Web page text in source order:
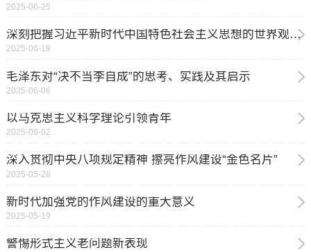
2025-06-25
深刻把握习近平新时代中国特色社会主义思想的世界观和方法论
2025-06-19
毛泽东对“决不当李自成”的思考、实践及其启示
2025-06-06
以马克思主义科学理论引领青年
2025-06-02
深入贯彻中央八项规定精神 擦亮作风建设“金色名片”
2025-05-28
新时代加强党的作风建设的重大意义
2025-05-19
警惕形式主义老问题新表现